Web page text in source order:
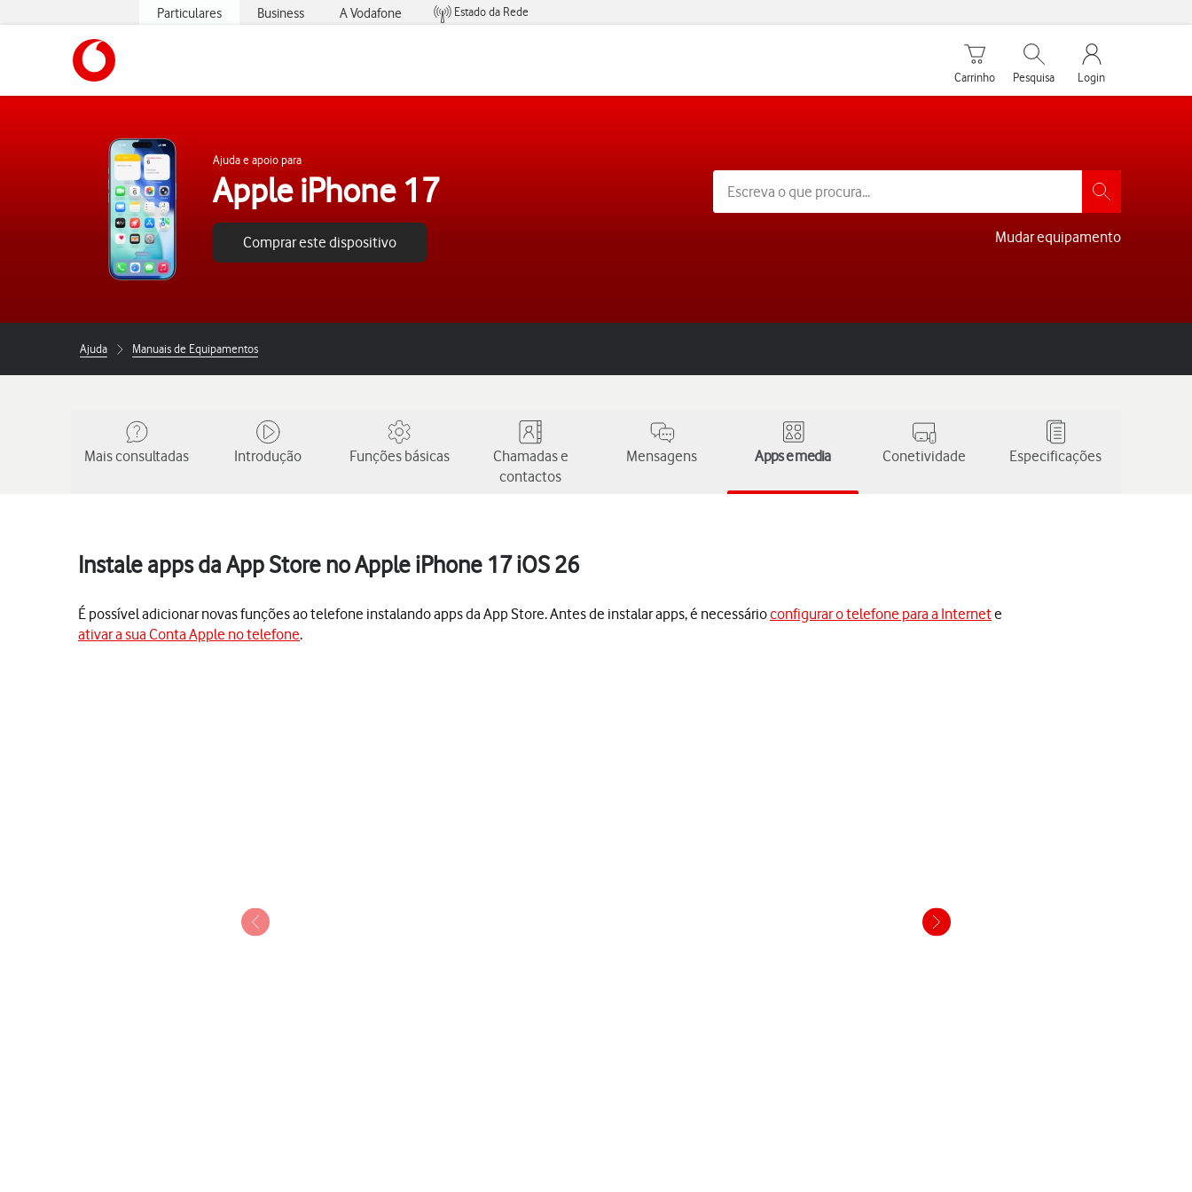
Particulares Business A Vodafone
Estado da Rede
Carrinho de compras
Carrinho
Pesquisar
Pesquisa
My Vodafone
Login
Ajuda e apoio para
Apple iPhone 17
Comprar este dispositivo Mudar equipamento
Ajuda Manuais de Equipamentos
Mais consultadas Introdução Funções básicas
Chamadas e
contactos
Mensagens Apps e media Conetividade Especificações
Instale apps da App Store no Apple iPhone 17 iOS 26
É possível adicionar novas funções ao telefone instalando apps da App Store. Antes de instalar apps, é necessárioconfigurar o telefone para a Internete
ativar a sua Conta Apple no telefone.